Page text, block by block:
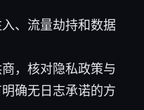
、流量劫持和数据
，核对隐私政策与
确无日志承诺的方